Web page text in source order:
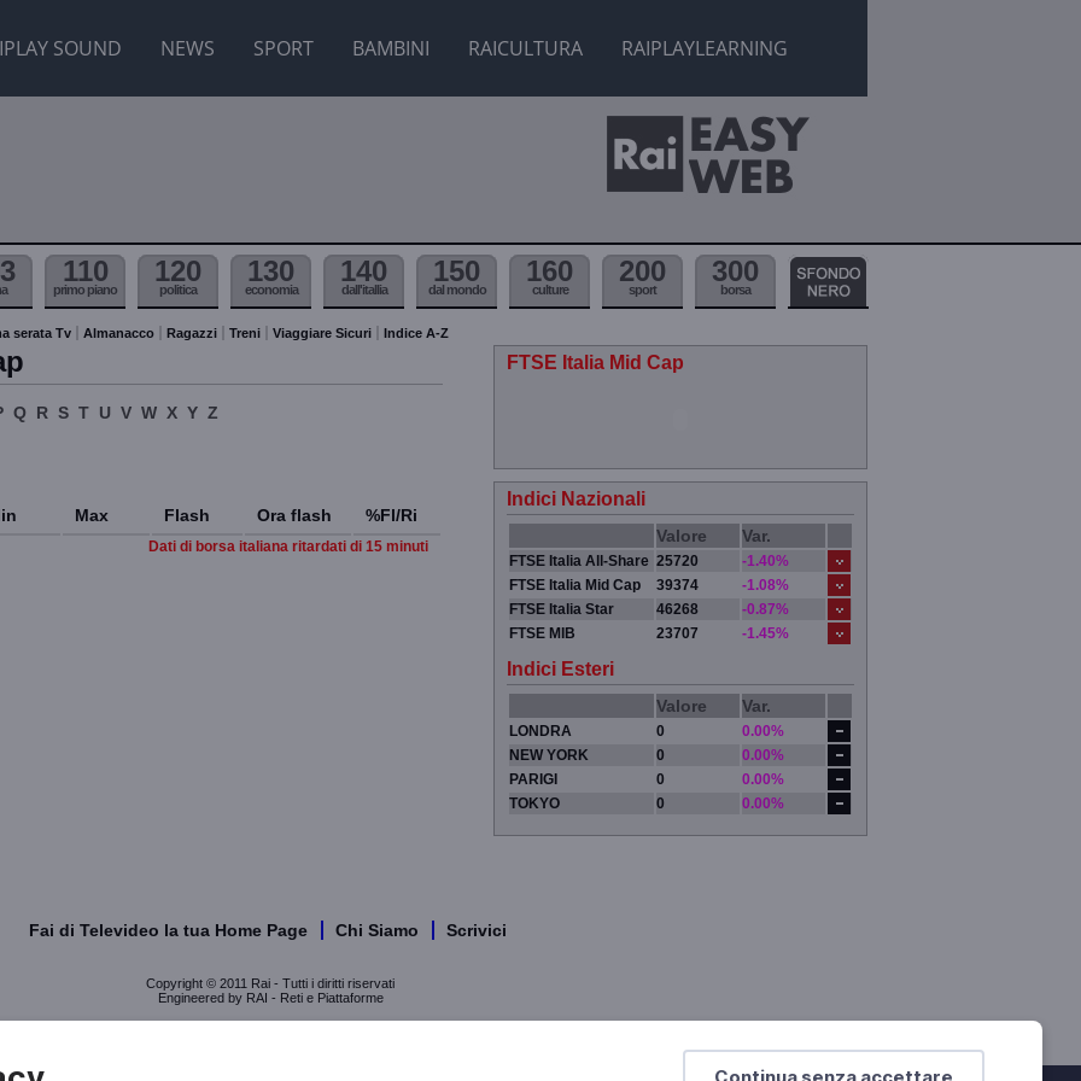
SOUND NEWS SPORT BAMBINI RAICULTURA RAIPLAYLEARNING
Continua senza accettare
110
primo piano
120
politica
130
economia
140
dall'itallia
150
dal mondo
160
culture
200
sport
300
borsa
serata Tv Almanacco Ragazzi Treni Viaggiare Sicuri Indice A-Z
Q R S T U V W X Y Z
Max Flash Ora flash %Fl/Ri
Dati di borsa italiana ritardati di 15 minuti
FTSE Italia Mid Cap
Indici Nazionali
Valore Var.
FTSE Italia All-Share 25720
-1.40%
FTSE Italia Mid Cap
39374
-1.08%
FTSE Italia Star
46268
-0.87%
FTSE MIB
23707 -1.45%
Indici Esteri
Valore Var.
LONDRA 0
0.00%
NEW YORK
0
0.00%
PARIGI
0
0.00%
TOKYO
0 0.00%
Fai di Televideo la tua Home Page Chi Siamo Scrivici
Copyright © 2011 Rai - Tutti i diritti riservati
Engineered by RAI - Reti e Piattaforme